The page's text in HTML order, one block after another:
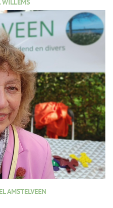
WILLEMS
AMSTELVEEN